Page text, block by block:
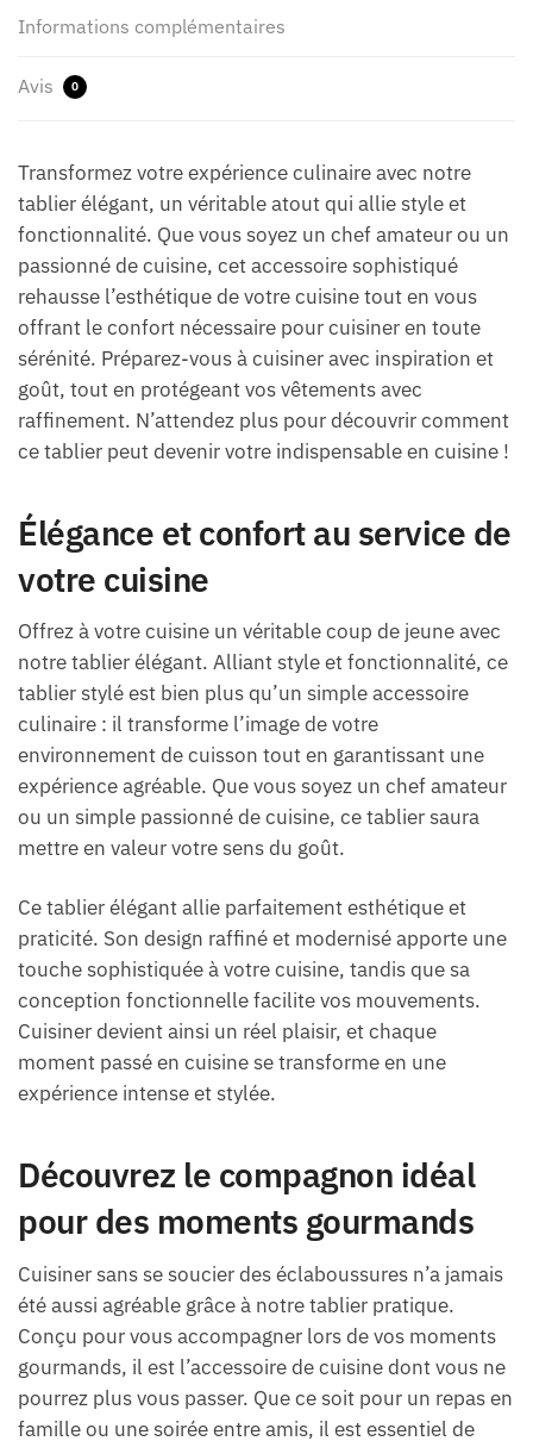
Informations complémentaires
Avis 0
Transformez votre expérience culinaire avec notre
tablier élégant, un véritable atout qui allie style et
fonctionnalité. Que vous soyez un chef amateur ou un
passionné de cuisine, cet accessoire sophistiqué
rehausse l’esthétique de votre cuisine tout en vous
offrant le confort nécessaire pour cuisiner en toute
sérénité. Préparez-vous à cuisiner avec inspiration et
goût, tout en protégeant vos vêtements avec
raffinement. N’attendez plus pour découvrir comment
ce tablier peut devenir votre indispensable en cuisine !
Élégance et confort au service de
votre cuisine
Offrez à votre cuisine un véritable coup de jeune avec
notre tablier élégant. Alliant style et fonctionnalité, ce
tablier stylé est bien plus qu’un simple accessoire
culinaire : il transforme l’image de votre
environnement de cuisson tout en garantissant une
expérience agréable. Que vous soyez un chef amateur
ou un simple passionné de cuisine, ce tablier saura
mettre en valeur votre sens du goût.
Ce tablier élégant allie parfaitement esthétique et
praticité. Son design raffiné et modernisé apporte une
touche sophistiquée à votre cuisine, tandis que sa
conception fonctionnelle facilite vos mouvements.
Cuisiner devient ainsi un réel plaisir, et chaque
moment passé en cuisine se transforme en une
expérience intense et stylée.
Découvrez le compagnon idéal
pour des moments gourmands
Cuisiner sans se soucier des éclaboussures n’a jamais
été aussi agréable grâce à notre tablier pratique.
Conçu pour vous accompagner lors de vos moments
gourmands, il est l’accessoire de cuisine dont vous ne
pourrez plus vous passer. Que ce soit pour un repas en
famille ou une soirée entre amis, il est essentiel de